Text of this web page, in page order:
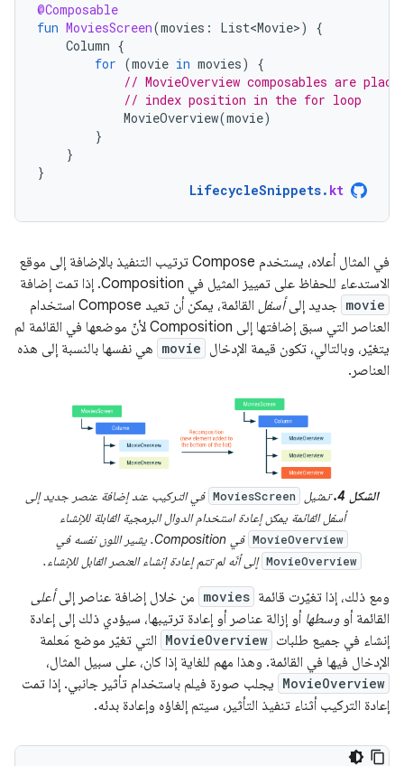
@Composable
fun MoviesScreen(movies : List<Movie>)
{
Column {
for (movie in movies)
{
// MovieOverview composables are
// index position in the for loop
MovieOverview(movie)
}
}
}
LifecycleSnippets. kt
في المثال أعلاه، يستخدم Compose ترتيب التنفيذ بالإضافة إلى موقع
الاستدعاء للحفاظ على تمييز المثيل في Composition. إذا تمت إضافة
movie جديد إلىأسفل
القائمة، يمكن أن تعيد Compose استخدام
العناصر التي سبق إضافتها إلى Composition لأنّ موضعها في القائمة لم
يتغيّر، وبالتالي، تكون قيمة الإدخال movie هي نفسها بالنسبة إلى هذه
العناصر.
الشكل 4. تمثيل MoviesScreen في التركيب عند إضافة عنصر جديد إلى
أسفل القائمة يمكن إعادة استخدام الدوال البرمجية القابلة للإنشاء
MovieOverview في Composition. يشير اللون نفسه في
MovieOverview إلى أنّه لم تتم إعادة إنشاء العنصر القابل للإنشاء.
ومع ذلك، إذا تغيّرت قائمة movies من خلال إضافة عناصر إلىأعلى
القائمة أووسطها أو إزالة عناصر أو إعادة ترتيبها، سيؤدي ذلك إلى إعادة
إنشاء في جميع طلبات MovieOverview التي تغيّر موضع مَعلمة
الإدخال فيها في القائمة. وهذا مهم للغاية إذا كان، على سبيل المثال،
MovieOverview يجلب صورة فيلم باستخدام تأثير جانبي. إذا تمت
إعادة التركيب أثناء تنفيذ التأثير، سيتم إلغاؤه وإعادة بدئه.